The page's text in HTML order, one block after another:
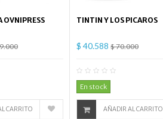
OVNIPRESS
CARRITO
TINTIN Y LOS PICAROS
$ 40.588$ 70.000
En stock
AÑADIR AL CARRITO